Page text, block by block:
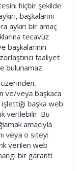
hiçbir şekilde
başkalarını
aykırı bir amaç
tecavüz
başkalarının
faaliyet
bulunamaz.
ve/veya başkaca
başka web
verilebilir. Bu
amacıyla
veya o siteyi
verilen web
bir garanti